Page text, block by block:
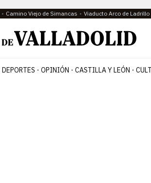
Camino Viejo de Simancas Viaducto Arco de Ladrillo
DEPORTES OPINIÓN CASTILLA Y LEÓN